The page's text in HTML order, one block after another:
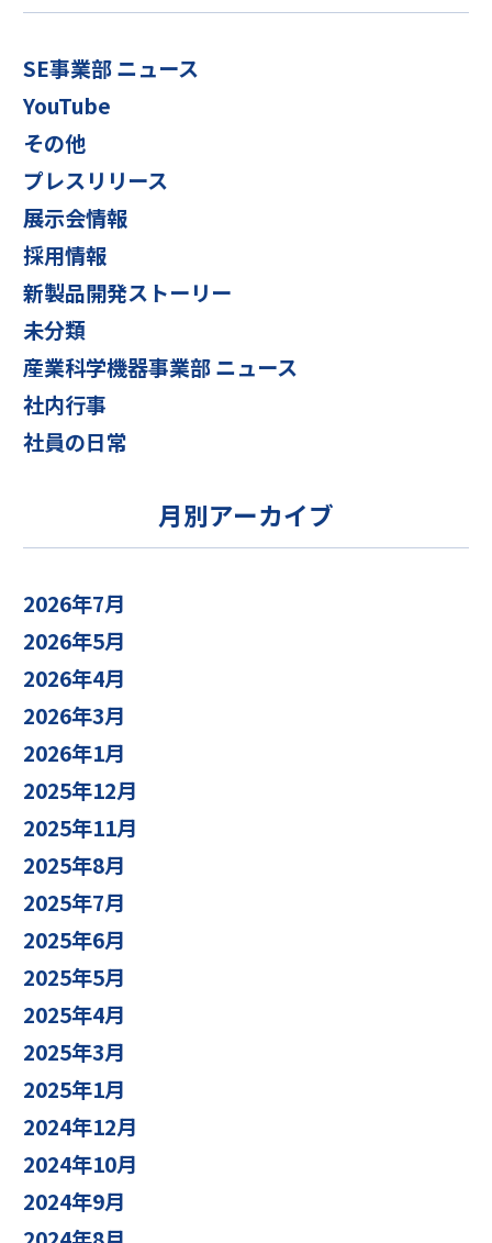
SE事業部 ニュース
YouTube
その他
プレスリリース
展示会情報
採用情報
新製品開発ストーリー
未分類
産業科学機器事業部 ニュース
社内行事
社員の日常
月別アーカイブ
2026年7月
2026年5月
2026年4月
2026年3月
2026年1月
2025年12月
2025年11月
2025年8月
2025年7月
2025年6月
2025年5月
2025年4月
2025年3月
2025年1月
2024年12月
2024年10月
2024年9月